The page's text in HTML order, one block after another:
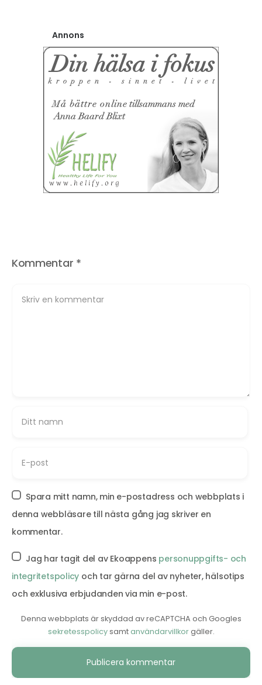
Annons
Kommentar *
Spara mitt namn, min e-postadress och webbplats i
denna webbläsare till nästa gång jag skriver en
kommentar.
Jag har tagit del av Ekoappens personuppgifts- och
integritetspolicy och tar gärna del av nyheter, hälsotips
och exklusiva erbjudanden via min e-post.
Denna webbplats är skyddad av reCAPTCHA och Googles
sekretesspolicysamtanvändarvillkorgäller.
Alternative: